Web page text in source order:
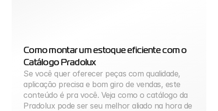
Como montar um estoque eficiente com o
Catálogo Pradolux
Se você quer oferecer peças com qualidade,
aplicação precisa e bom giro de vendas, este
conteúdo é pra você. Veja como o catálogo da
Pradolux pode ser seu melhor aliado na hora de